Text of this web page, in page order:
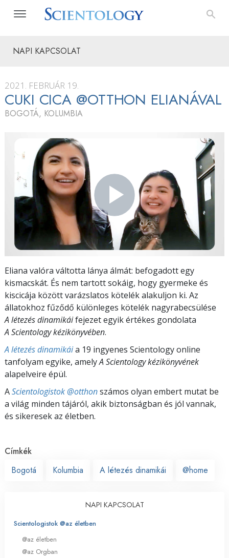
NAPI KAPCSOLAT
2021. FEBRUÁR 19.
CUKI CICA @OTTHON ELIANÁVAL
BOGOTÁ, KOLUMBIA
Eliana valóra váltotta lánya álmát: befogadott egy
kismacskát. És nem tartott sokáig, hogy gyermeke és
kiscicája között varázslatos kötelék alakuljon ki. Az
állatokhoz fűződő különleges kötelék nagyrabecsülése
A létezés dinamikáifejezet egyik értékes gondolata
A Scientology kézikönyvében.
A létezés dinamikáia 19 ingyenes Scientology online
tanfolyam egyike, amelyA Scientology kézikönyvének
alapelveire épül.
AScientologistok @otthonszámos olyan embert mutat be
a világ minden tájáról, akik biztonságban és jól vannak,
és sikeresek az életben.
Címkék
Bogotá
Kolumbia A létezés dinamikái @home
NAPI KAPCSOLAT
Scientologistok @az életben
@az életben
@az Orgban